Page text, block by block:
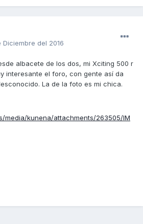
Diciembre del 2016
albacete de los dos, mi Xciting 500 r
interesante el foro, con gente así da
La de la foto es mi chica.
media/kunena/attachments/263505/IM